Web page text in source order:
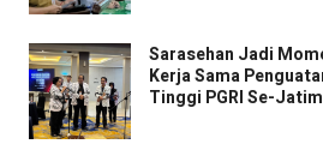
Sarasehan Jadi
Kerja Sama
Tinggi PGRI Se-